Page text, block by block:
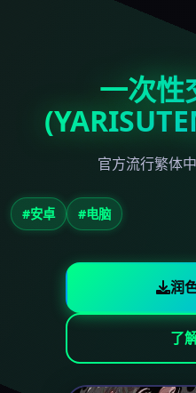
一次性
官方流行繁体
#安卓 #电脑
润
了